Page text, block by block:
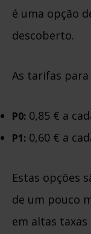
é uma opção
descoberto.
As tarifas para
P0: 0,85 € a
P1: 0,60 € a
Estas opções
de um pouco
em altas taxas